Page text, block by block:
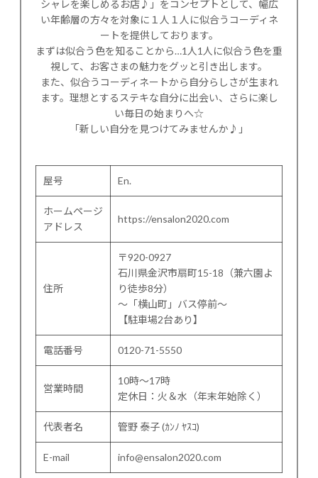
シャレを楽しめるお店♪」をコンセプトとして、幅広
い年齢層の方々を対象に１人１人に似合うコーディネ
ートを提供しております。
まずは似合う色を知ることから…1人1人に似合う色を重
視して、お客さまの魅力をグッと引き出します。
また、似合うコーディネートから自分らしさが生まれ
ます。理想とするステキな自分に出会い、さらに楽し
い毎日の始まりへ☆
「新しい自分を見つけてみませんか♪」
屋号 En.
ホームページ
アドレス
https://ensalon2020.com
住所
〒920-0927
石川県金沢市扇町15-18（兼六園よ
り徒歩8分）
〜「横山町」バス停前〜
【駐車場2台あり】
電話番号 0120-71-5550
営業時間
10時～17時
定休日：火＆水（年末年始除く）
代表者名 管野 泰子 (ｶﾝﾉ ﾔｽｺ)
E-mail info@ensalon2020.com